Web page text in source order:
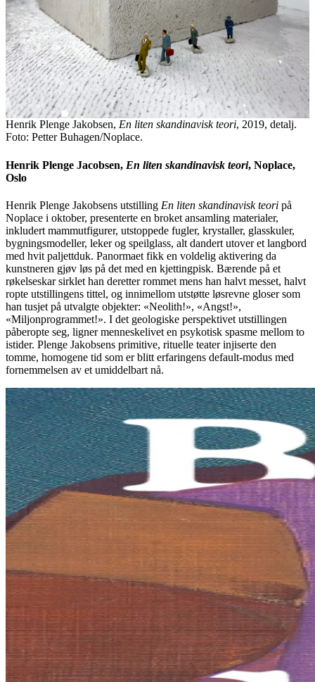
Henrik Plenge Jakobsen, En liten skandinavisk teori, 2019, detalj.
Foto: Petter Buhagen/Noplace.
Henrik Plenge Jacobsen, En liten skandinavisk teori, Noplace,
Oslo
Henrik Plenge Jakobsens utstilling En liten skandinavisk teori på
Noplace i oktober, presenterte en broket ansamling materialer,
inkludert mammutfigurer, utstoppede fugler, krystaller, glasskuler,
bygningsmodeller, leker og speilglass, alt dandert utover et langbord
med hvit paljettduk. Panormaet fikk en voldelig aktivering da
kunstneren gjøv løs på det med en kjettingpisk. Bærende på et
røkelseskar sirklet han deretter rommet mens han halvt messet, halvt
ropte utstillingens tittel, og innimellom utstøtte løsrevne gloser som
han tusjet på utvalgte objekter: «Neolith!», «Angst!»,
«Miljonprogrammet!». I det geologiske perspektivet utstillingen
påberopte seg, ligner menneskelivet en psykotisk spasme mellom to
istider. Plenge Jakobsens primitive, rituelle teater injiserte den
tomme, homogene tid som er blitt erfaringens default-modus med
fornemmelsen av et umiddelbart nå.